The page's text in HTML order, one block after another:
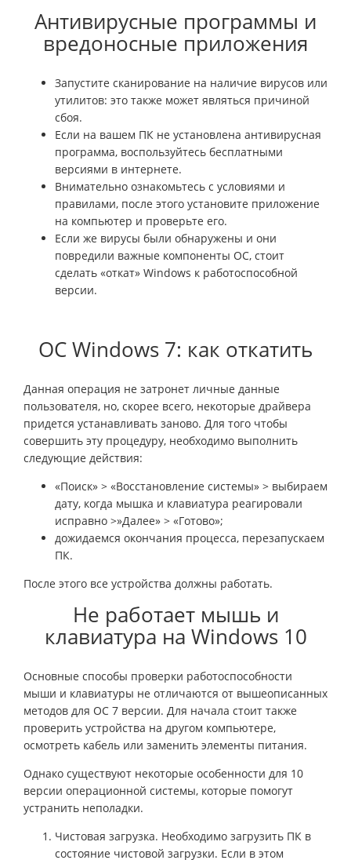
Антивирусные программы и
вредоносные приложения
Запустите сканирование на наличие вирусов или
утилитов: это также может являться причиной
сбоя.
Если на вашем ПК не установлена антивирусная
программа, воспользуйтесь бесплатными
версиями в интернете.
Внимательно ознакомьтесь с условиями и
правилами, после этого установите приложение
на компьютер и проверьте его.
Если же вирусы были обнаружены и они
повредили важные компоненты ОС, стоит
сделать «откат» Windows к работоспособной
версии.
ОС Windows 7: как откатить
Данная операция не затронет личные данные
пользователя, но, скорее всего, некоторые драйвера
придется устанавливать заново. Для того чтобы
совершить эту процедуру, необходимо выполнить
следующие действия:
«Поиск» > «Восстановление системы» > выбираем
дату, когда мышка и клавиатура реагировали
исправно >»Далее» > «Готово»;
дожидаемся окончания процесса, перезапускаем
ПК.
После этого все устройства должны работать.
Не работает мышь и
клавиатура на Windows 10
Основные способы проверки работоспособности
мыши и клавиатуры не отличаются от вышеописанных
методов для ОС 7 версии. Для начала стоит также
проверить устройства на другом компьютере,
осмотреть кабель или заменить элементы питания.
Однако существуют некоторые особенности для 10
версии операционной системы, которые помогут
устранить неполадки.
Чистовая загрузка. Необходимо загрузить ПК в
состояние чистовой загрузки. Если в этом